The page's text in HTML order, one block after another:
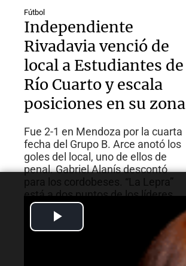
Fútbol
Independiente
Rivadavia venció de
local a Estudiantes de
Río Cuarto y escala
posiciones en su zona
Fue 2-1 en Mendoza por la cuarta
fecha del Grupo B. Arce anotó los
goles del local, uno de ellos de
penal. Gabriel Alanís descontó
para los cordobeses. “La Lepra”
está a dos puntos de los líderes,
aunque con un partido más.